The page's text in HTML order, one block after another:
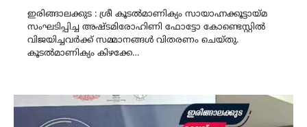
ഇരിങ്ങാലക്കുട : ശ്രീ കൂടൽമാണിക്യം സായാഹ്നക്കൂട്ടായ്മ
സംഘടിപ്പിച്ച അഷ്ടമിരോഹിണി ഫോട്ടോ കോണ്ടെസ്റ്റിൽ
വിജയിച്ചവർക്ക് സമ്മാനങ്ങൾ വിതരണം ചെയ്തു.
കൂടൽമാണിക്യം കിഴക്കേ…